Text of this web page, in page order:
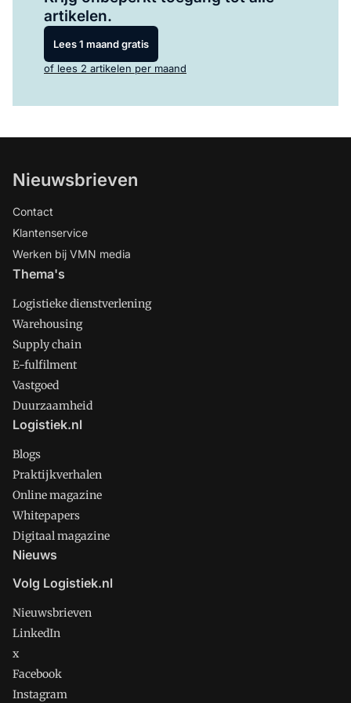
artikelen.
Lees 1 maand gratis
of lees 2 artikelen per maand
Nieuwsbrieven
Contact
Klantenservice
Werken bij VMN media
Thema's
Logistieke dienstverlening
Warehousing
Supply chain
E-fulfilment
Vastgoed
Duurzaamheid
Logistiek.nl
Blogs
Praktijkverhalen
Online magazine
Whitepapers
Digitaal magazine
Nieuws
Volg Logistiek.nl
Nieuwsbrieven
LinkedIn
x
Facebook
Instagram